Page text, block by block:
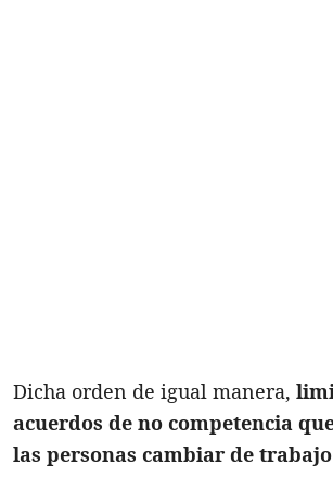
Dicha orden de igual manera,
acuerdos de no competencia
las personas cambiar de trabajo